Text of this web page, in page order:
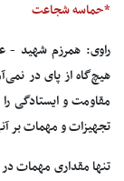
*حماسه شجاعت
راوی: همرزم شهید -
هیچ‌گاه از پای در
مقاومت و ایستادگی
تجهیزات و مهمات بر
تنها مقداری مهمات در